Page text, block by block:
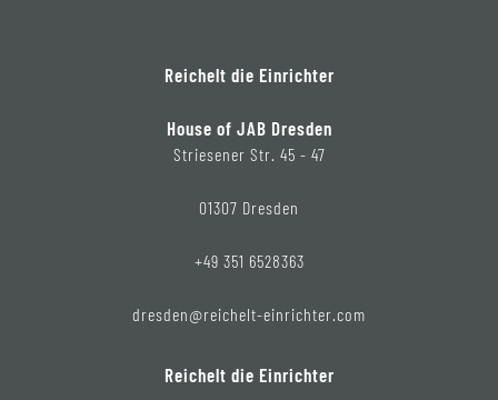
Reichelt die Einrichter
House of JAB Dresden
Striesener Str. 45 - 47
01307 Dresden
+49 351 6528363
dresden@reichelt-einrichter.com
Reichelt die Einrichter